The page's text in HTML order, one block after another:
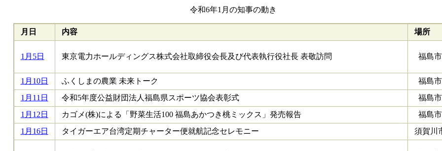
令和6年1月の知事の動き
月日 内容 場所
1月5日 東京電力ホールディングス株式会社取締役会長及び代表執行役社長 表敬訪問 福島市
1月10日 ふくしまの農業 未来トーク
福島市
1月11日
令和5年度公益財団法人福島県スポーツ協会表彰式
福島市
1月12日
カゴメ(株)による「野菜生活100 福島あかつき桃ミックス」発売報告
福島市
1月16日
タイガーエア台湾定期チャーター便就航記念セレモニー 須賀川